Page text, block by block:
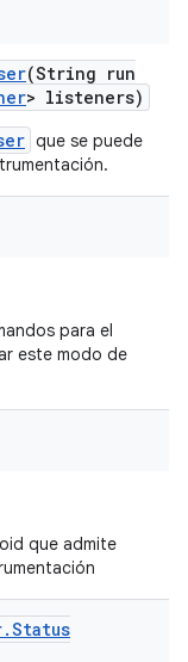
(String run
> listeners)
que se puede
para el
este modo de
que admite
.Status